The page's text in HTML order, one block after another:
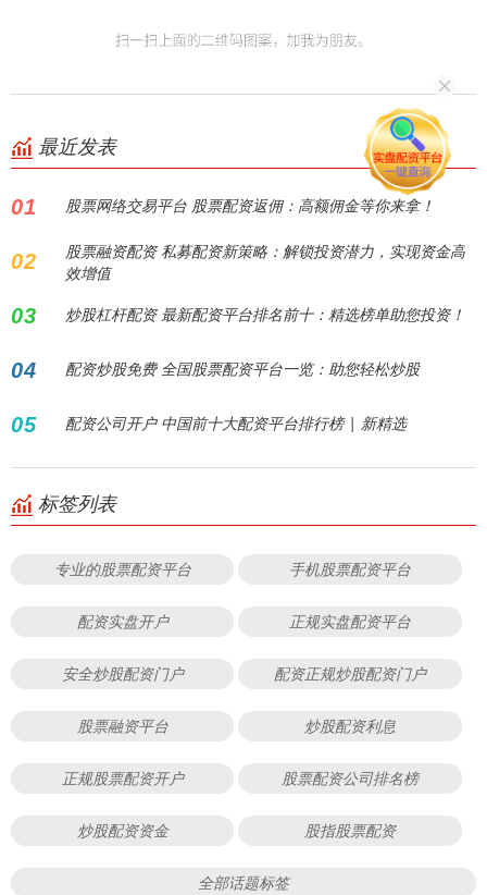
最近发表
01 股票网络交易平台 股票配资返佣：高额佣金等你来拿！
02
股票融资配资 私募配资新策略：解锁投资潜力，实现资金高
效增值
03 炒股杠杆配资 最新配资平台排名前十：精选榜单助您投资！
04 配资炒股免费 全国股票配资平台一览：助您轻松炒股
05 配资公司开户 中国前十大配资平台排行榜 | 新精选
标签列表
专业的股票配资平台 手机股票配资平台
配资实盘开户 正规实盘配资平台
安全炒股配资门户 配资正规炒股配资门户
股票融资平台 炒股配资利息
正规股票配资开户 股票配资公司排名榜
炒股配资资金 股指股票配资
全部话题标签